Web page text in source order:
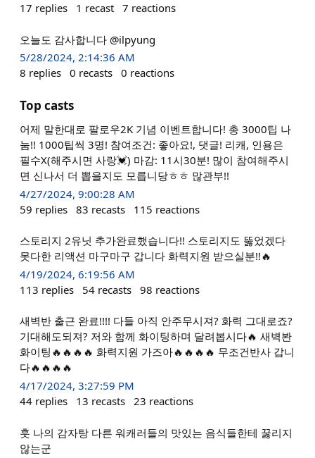
17 replies 1 recast 7 reactions
오늘도 감사합니다 @ilpyung
5/28/2024, 2:14:36 AM
8 replies 0 recasts 0 reactions
Top casts
어제 말한대로 팔로우2K 기념 이벤트합니다! 총 3000팁 나
눔!! 1000팁씩 3명! 참여조건: 좋아요!, 댓글! 리캐, 인용은
필수X(해주시면 사랑💓) 마감: 11시30분! 많이 참여해주시
면 신나서 더 뽑을지도 모릅니당ㅎㅎ 많관부!!
4/27/2024, 9:00:28 AM
59 replies 83 recasts 115 reactions
스토리지 2유닛 추가완료했습니다!! 스토리지도 뚫었겠다
못다한 리액션 마구마구 갑니다 화력지원 받으실분!!🔥
4/19/2024, 6:19:56 AM
113 replies 54 recasts 98 reactions
새벽반 출근 완료!!!! 다들 아직 안주무시져? 화력 그대로죠?
기대해도되져? 저와 함께 화이팅하며 달려봅시다🔥 새벽봔
화이팅🔥🔥🔥🔥 화력지원 가즈아🔥🔥🔥🔥 무조건반사 갑니
다🔥🔥🔥🔥
4/17/2024, 3:27:59 PM
44 replies 13 recasts 23 reactions
훗 나의 감자탕 다른 워캐러들의 맛있는 음식들한테 꿇리지
않는군